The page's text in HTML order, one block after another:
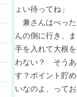
ょい待ってね」
兼さんはべった
んの側に行き、
手を入れて大根
わない？ そうあ
す？ポイント貯
いなのよ、って